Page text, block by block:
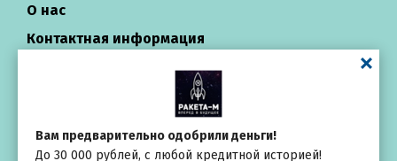
Вам предварительно одобрили деньги!
До 30 000 рублей, с любой кредитной историей!
О нас
Контактная информация
Займы в России